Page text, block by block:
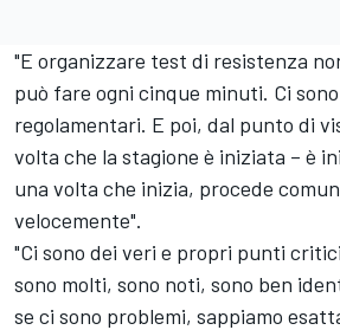
"E organizzare test di resistenza
può fare ogni cinque minuti. Ci
regolamentari. E poi, dal punto di
volta che la stagione è iniziata – è
una volta che inizia, procede
velocemente".
"Ci sono dei veri e propri punti
sono molti, sono noti, sono ben
se ci sono problemi, sappiamo